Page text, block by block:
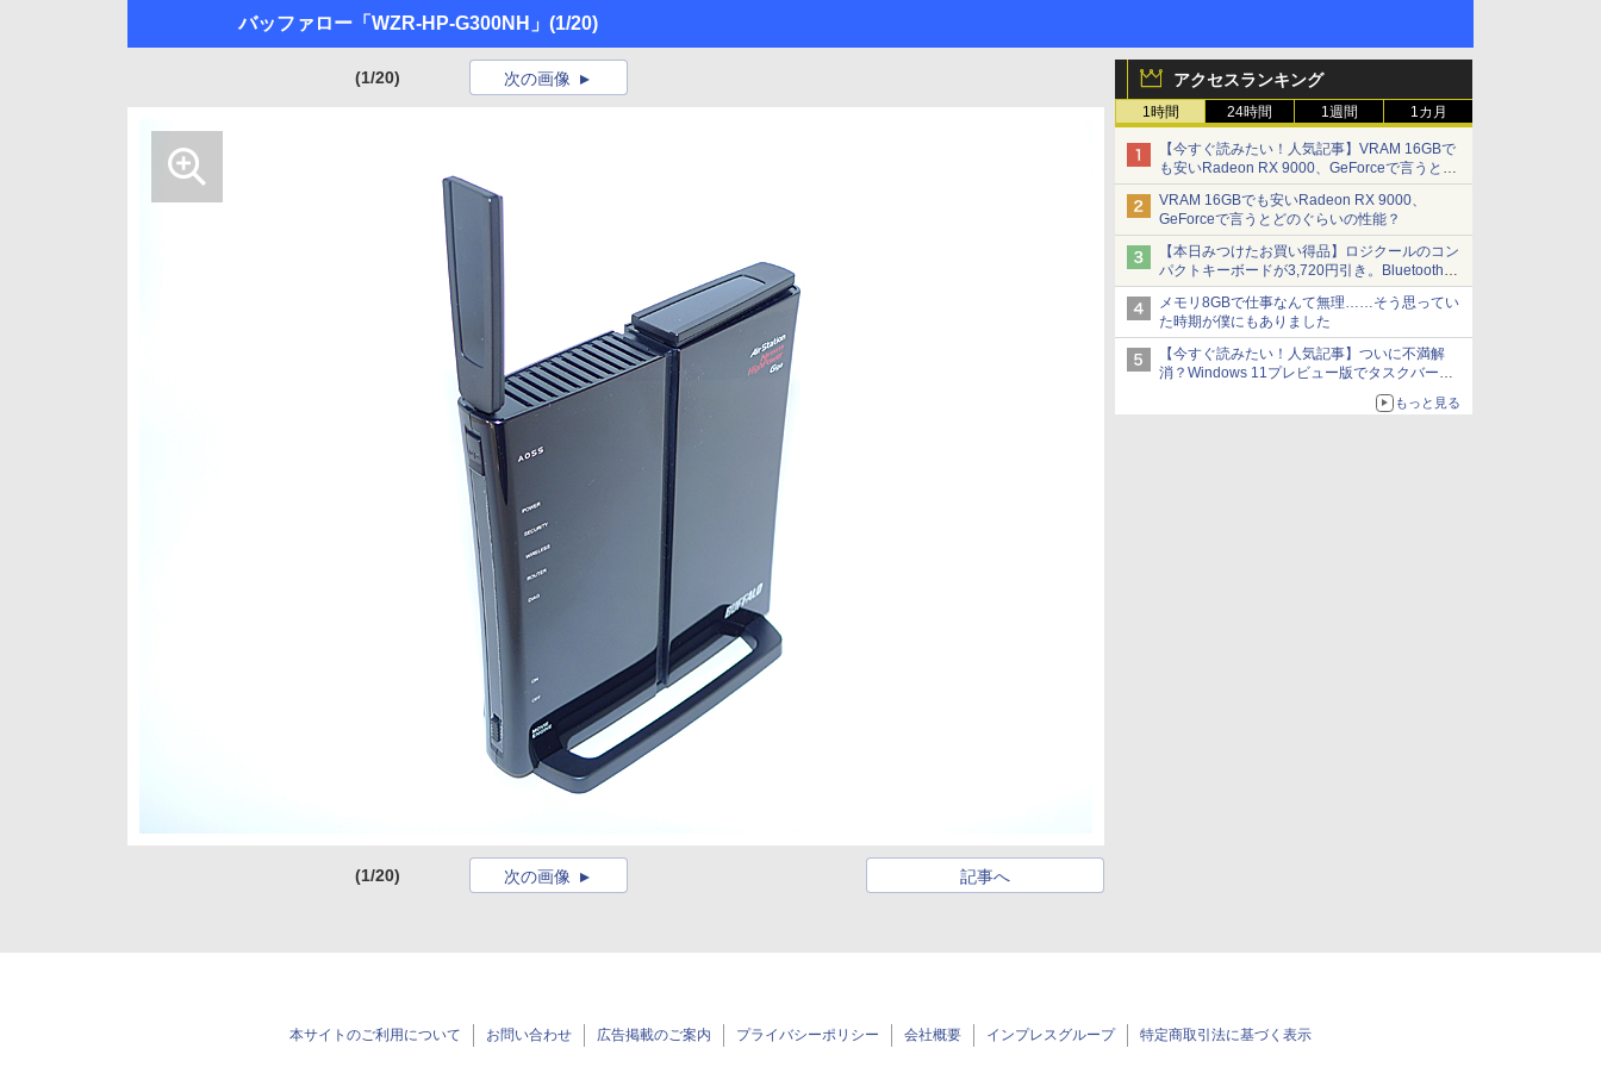
バッファロー「WZR-HP-G300NH」 (1/20)
アクセスランキング
1時間 24時間 1週間 1カ月
【今すぐ読みたい！人気記事】VRAM 16GBで
も安いRadeon RX 9000、GeForceで言うとど
のぐらいの性能？ - PC Watch
VRAM 16GBでも安いRadeon RX 9000、
GeForceで言うとどのぐらいの性能？
【本日みつけたお買い得品】ロジクールのコン
パクトキーボードが3,720円引き。Bluetoothで3
台接続対応
メモリ8GBで仕事なんて無理……そう思ってい
た時期が僕にもありました
【今すぐ読みたい！人気記事】ついに不満解
消？Windows 11プレビュー版でタスクバーの
もっと見る
(1/20) 次の画像
(1/20) 記事へ
次の画像
本サイトのご利用について お問い合わせ 広告掲載のご案内 プライバシーポリシー 会社概要 インプレスグループ 特定商取引法に基づく表示